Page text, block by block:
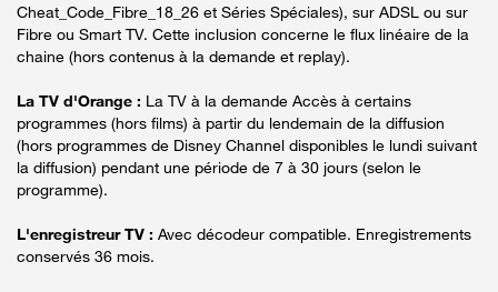
Cheat_Code_Fibre_18_26 et Séries Spéciales), sur ADSL ou sur
Fibre ou Smart TV. Cette inclusion concerne le flux linéaire de la
chaine (hors contenus à la demande et replay).
La TV d'Orange : La TV à la demande Accès à certains
programmes (hors films) à partir du lendemain de la diffusion
(hors programmes de Disney Channel disponibles le lundi suivant
la diffusion) pendant une période de 7 à 30 jours (selon le
programme).
L'enregistreur TV : Avec décodeur compatible. Enregistrements
conservés 36 mois.